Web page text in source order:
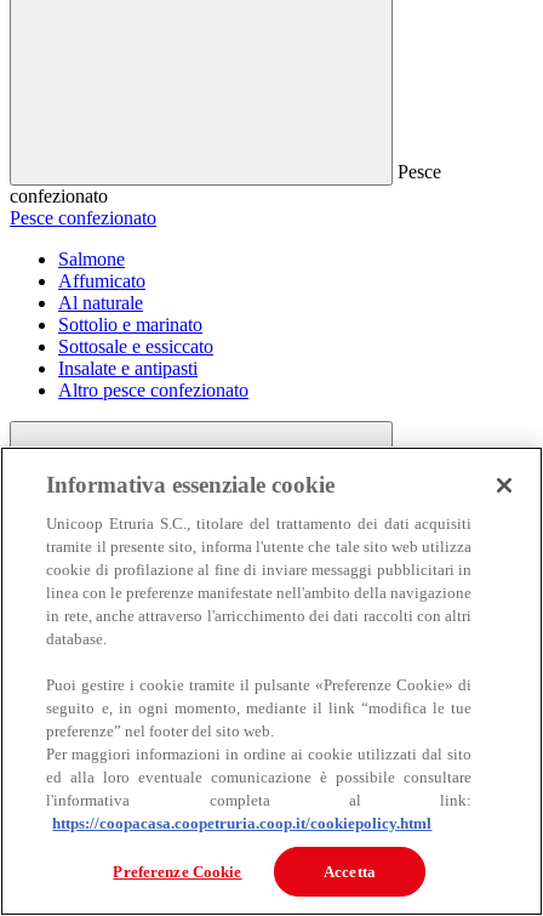
Pesce
confezionato
Pesce confezionato
Salmone
Affumicato
Al naturale
Sottolio e marinato
Sottosale e essiccato
Insalate e antipasti
Altro pesce confezionato
Carne
Carne
Bovino
Informativa essenziale cookie
Unicoop Etruria S.C., titolare del trattamento dei dati acquisiti
tramite il presente sito, informa l'utente che tale sito web utilizza
cookie di profilazione al fine di inviare messaggi pubblicitari in
linea con le preferenze manifestate nell'ambito della navigazione
in rete, anche attraverso l'arricchimento dei dati raccolti con altri
database.
Puoi gestire i cookie tramite il pulsante «Preferenze Cookie» di
seguito e, in ogni momento, mediante il link “modifica le tue
preferenze” nel footer del sito web.
Per maggiori informazioni in ordine ai cookie utilizzati dal sito
ed alla loro eventuale comunicazione è possibile consultare
l'informativa completa al link:
https://coopacasa.coopetruria.coop.it/cookiepolicy.html
Preferenze Cookie Accetta